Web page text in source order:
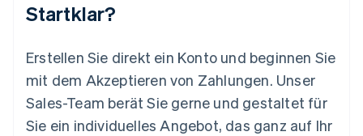
Startklar?
Erstellen Sie direkt ein Konto und beginnen Sie
mit dem Akzeptieren von Zahlungen. Unser
Sales-Team berät Sie gerne und gestaltet für
Sie ein individuelles Angebot, das ganz auf Ihr
Mexiko
English
Niederlande
Nederlands English
Norwegen
English